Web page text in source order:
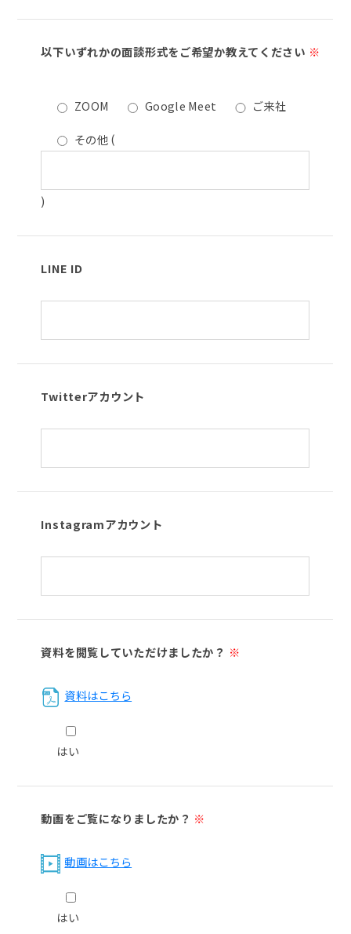
以下いずれかの面談形式をご希望か教えてください ※
ZOOM Google Meet ご来社
その他(
)
LINE ID
Twitterアカウント
Instagramアカウント
資料を閲覧していただけましたか？ ※
資料はこちら
はい
動画をご覧になりましたか？ ※
動画はこちら
はい